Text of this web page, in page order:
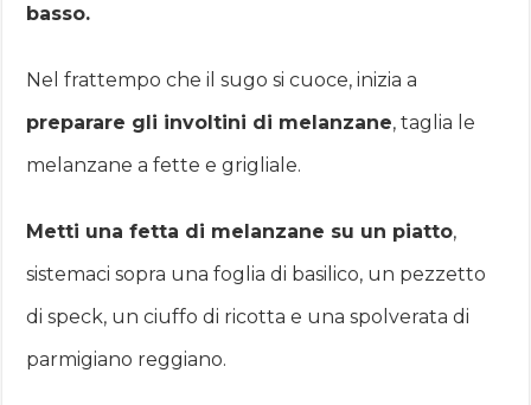
basso.
Nel frattempo che il sugo si cuoce, inizia a
preparare gli involtini di melanzane, taglia le
melanzane a fette e grigliale.
Metti una fetta di melanzane su un piatto,
sistemaci sopra una foglia di basilico, un pezzetto
di speck, un ciuffo di ricotta e una spolverata di
parmigiano reggiano.